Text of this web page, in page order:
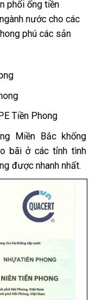
phối ống tiền
nước cho các
phú các sản
Tiền Phong
Miền Bắc khống
bãi ở các tỉnh tình
được nhanh nhất.